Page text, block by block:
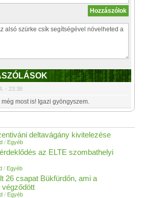
- 23:38
most is! Igazi gyöngyszem.
deltavágány kivitelezése
/ Egyéb
az ELTE szombathelyi
/ Egyéb
26 csapat Bükfürdőn, ami a
/ Egyéb